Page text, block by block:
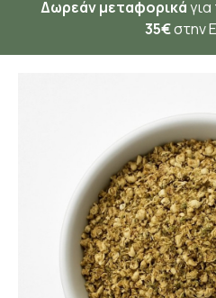
Δωρεάν μεταφορικά
35€στην